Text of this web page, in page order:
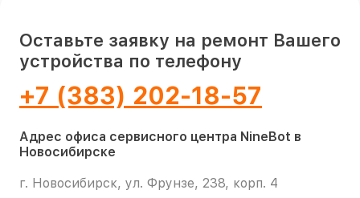
Оставьте заявку на ремонт Вашего
устройства по телефону
+7 (383) 202-18-57
Адрес офиса сервисного центра NineBot в
Новосибирске
г. Новосибирск, ул. Фрунзе, 238, корп. 4